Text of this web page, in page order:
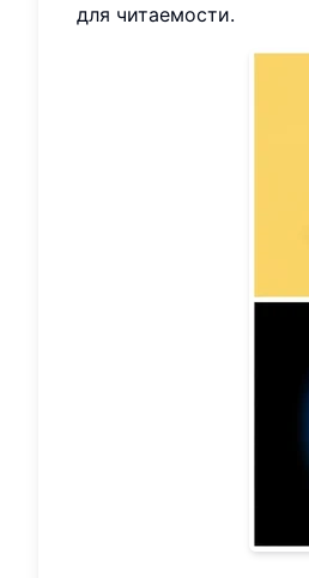
для читаемости.